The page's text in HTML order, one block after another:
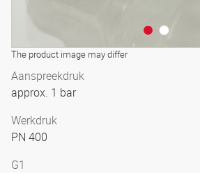
The product image may differ
Aanspreekdruk
approx. 1 bar
Werkdruk
PN 400
G1